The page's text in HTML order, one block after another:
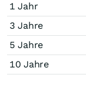
1 Jahr
3 Jahre
5 Jahre
10 Jahre